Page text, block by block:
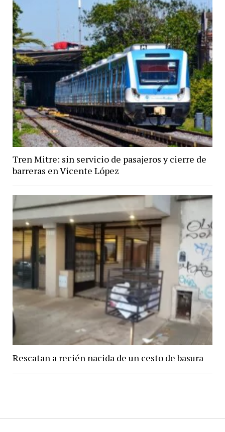
Tren Mitre: sin servicio de pasajeros y cierre de
barreras en Vicente López
Rescatan a recién nacida de un cesto de basura